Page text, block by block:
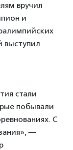
вручил
и
выступил
стали
побывали
С
—